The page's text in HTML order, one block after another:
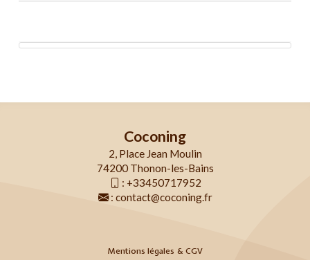
Coconing
2, Place Jean Moulin
74200 Thonon-les-Bains
: +33450717952
: contact@coconing.fr
Mentions légales & CGV